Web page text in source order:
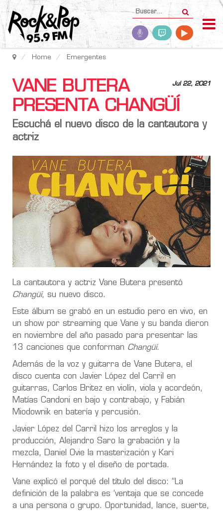
Home Emergentes
Jul 22, 2021
VANE BUTERA
PRESENTA CHANGÜÍ
Escuchá el nuevo disco de la cantautora y
actriz
La cantautora y actriz Vane Butera presentó
Changüí, su nuevo disco.
Este álbum se grabó en un estudio pero en vivo, en
un show por streaming que Vane y su banda dieron
en noviembre del año pasado para presentar las
13 canciones que conforman Changüí.
Además de la voz y guitarra de Vane Butera, el
disco cuenta con Javier López del Carril en
guitarras, Carlos Britez en violín, viola y acordeón,
Matías Candoni en bajo y contrabajo, y Fabián
Miodownik en batería y percusión.
Javier López del Carril hizo los arreglos y la
producción, Alejandro Saro la grabación y la
mezcla, Daniel Ovie la masterización y Kari
Hernández la foto y el diseño de portada.
Vane explicó el porqué del título del disco: “La
definición de la palabra es ‘ventaja que se concede
a una persona o grupo. Oportunidad, lance, suerte,